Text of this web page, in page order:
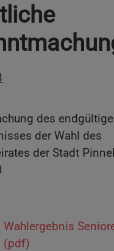
des
der Wahl des
der Stadt
Wahlergebnis
(pdf)